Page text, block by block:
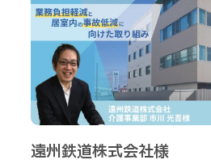
遠州鉄道株式会社様